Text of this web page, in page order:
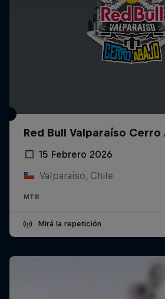
Red Bull Valparaíso Cerro
15 Febrero 2026
Valparaíso, Chile
MTB
Mirá la repetición